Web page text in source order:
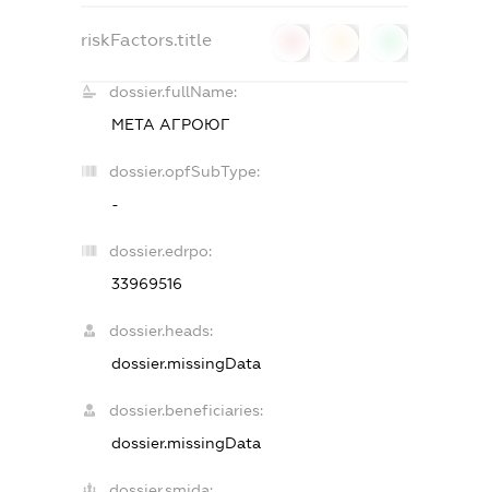
riskFactors.title
dossier.fullName:
МЕТА АГРОЮГ
dossier.opfSubType:
-
dossier.edrpo:
33969516
dossier.heads:
dossier.missingData
dossier.beneficiaries:
dossier.missingData